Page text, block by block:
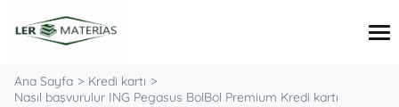
Ana Sayfa
Kredi kartı
Nasıl başvurulur ING Pegasus BolBol Premium Kredi kartı